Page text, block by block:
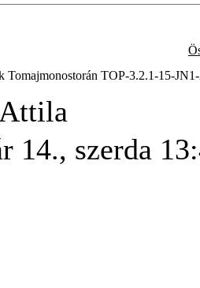
Tomajmonostorán TOP-3.2.1-15-
14., szerda